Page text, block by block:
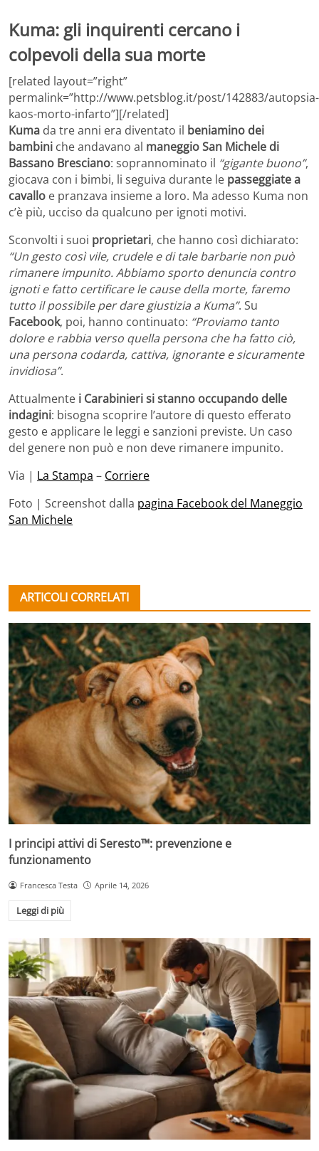
Kuma: gli inquirenti cercano i
colpevoli della sua morte
[related layout=”right”
permalink=”http://www.petsblog.it/post/142883/autopsia-
kaos-morto-infarto”][/related]
Kuma da tre anni era diventato il beniamino dei
bambini che andavano al maneggio San Michele di
Bassano Bresciano: soprannominato il “gigante buono”,
giocava con i bimbi, li seguiva durante le passeggiate a
cavallo e pranzava insieme a loro. Ma adesso Kuma non
c’è più, ucciso da qualcuno per ignoti motivi.
Sconvolti i suoi proprietari, che hanno così dichiarato:
“Un gesto così vile, crudele e di tale barbarie non può
rimanere impunito. Abbiamo sporto denuncia contro
ignoti e fatto certificare le cause della morte, faremo
tutto il possibile per dare giustizia a Kuma”. Su
Facebook, poi, hanno continuato: “Proviamo tanto
dolore e rabbia verso quella persona che ha fatto ciò,
una persona codarda, cattiva, ignorante e sicuramente
invidiosa”.
Attualmente i Carabinieri si stanno occupando delle
indagini: bisogna scoprire l’autore di questo efferato
gesto e applicare le leggi e sanzioni previste. Un caso
del genere non può e non deve rimanere impunito.
Via | La Stampa – Corriere
Foto | Screenshot dalla pagina Facebook del Maneggio
San Michele
ARTICOLI CORRELATI
I principi attivi di Seresto™: prevenzione e
funzionamento
Francesca Testa Aprile 14, 2026
Leggi di più